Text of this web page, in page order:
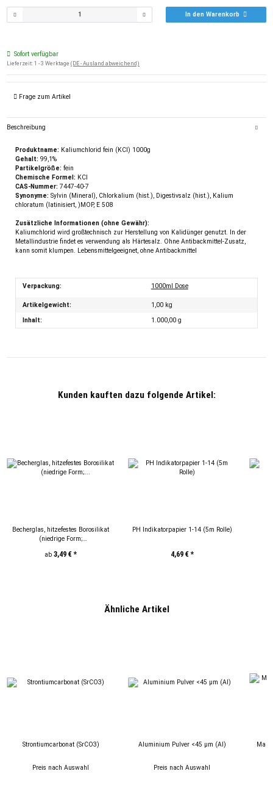
In den Warenkorb
Sofort verfügbar
Lieferzeit: 1 - 3 Werktage (DE - Ausland abweichend)
Frage zum Artikel
Beschreibung
Produktname: Kaliumchlorid fein (KCl) 1000g
Gehalt: 99,1%
Partikelgröße: fein
Chemische Formel: KCl
CAS-Nummer: 7447-40-7
Synonyme: Sylvin (Mineral), Chlorkalium (hist.), Digestivsalz (hist.), Kalium
chloratum (latinisiert, )MOP, E 508
Zusätzliche Informationen (ohne Gewähr):
Kaliumchlorid wird großtechnisch zur Herstellung von Kalidünger genutzt. In der
Metallindustrie findet es verwendung als Härtesalz. Ohne Antibackmittel-Zusatz,
kann somit klumpen. Lebensmittelgeeignet, ohne Antibackmittel
Verpackung: 1000ml Dose
Artikelgewicht: 1,00 kg
Inhalt:
1.000,00 g
Kunden kauften dazu folgende Artikel:
Becherglas, hitzefestes Borosilikat
(niedrige Form;
ab 3,49 €*
PH Indikatorpapier 1-14 (5m Rolle)
4,69 €*
Ähnliche Artikel
Strontiumcarbonat (SrCO3)
Preis nach Auswahl
Aluminium Pulver <45 µm (Al)
Preis nach Auswahl